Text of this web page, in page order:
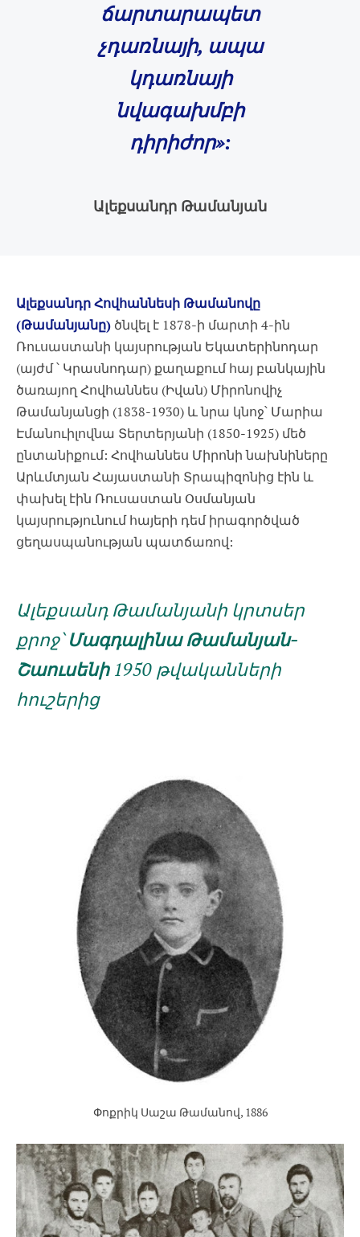
ճարտարապետ
չդառնայի, ապա
կդառնայի
նվագախմբի
դիրիժոր»:
Ալեքսանդր Թամանյան
Ալեքսանդր Հովհաննեսի Թամանովը
(Թամանյանը) ծնվել է 1878-ի մարտի 4-ին
Ռուսաստանի կայսրության Եկատերինոդար
(այժմ ՝ Կրասնոդար) քաղաքում հայ բանկային
ծառայող Հովհաննես (Իվան) Միրոնովիչ
Թամանյանցի (1838-1930) և նրա կնոջ՝ Մարիա
Էմանուիլովնա Տերտերյանի (1850-1925) մեծ
ընտանիքում: Հովհաննես Միրոնի նախնիները
Արևմտյան Հայաստանի Տրապիզոնից էին և
փախել էին Ռուսաստան Oսմանյան
կայսրությունում հայերի դեմ իրագործված
ցեղասպանության պատճառով:
ԱլեքսանդԹամանյանի կրտսեր
քրոջ՝Մագդալինա Թամանյան-
Շաուսենի 1950 թվականների
հուշերից
Փոքրիկ Սաշա Թամանով, 1886